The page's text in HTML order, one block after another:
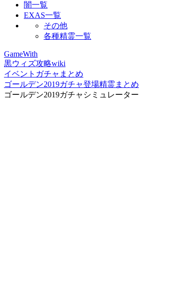
闇一覧
EXAS一覧
その他
各種精霊一覧
GameWith
黒ウィズ攻略wiki
イベントガチャまとめ
ゴールデン2019ガチャ登場精霊まとめ
ゴールデン2019ガチャシミュレーター